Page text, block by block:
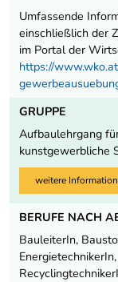
Umfassende
einschließlich der
im Portal der
https://
GRUPPE
Aufbaulehrgang
kunstgewerbliche
weitere
BERUFE NACH
BauleiterIn,